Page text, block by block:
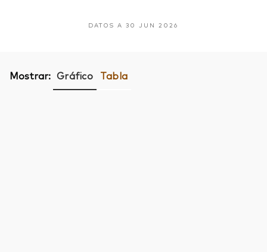
DATOS A 30 JUN 2026
Mostrar: Gráfico Tabla